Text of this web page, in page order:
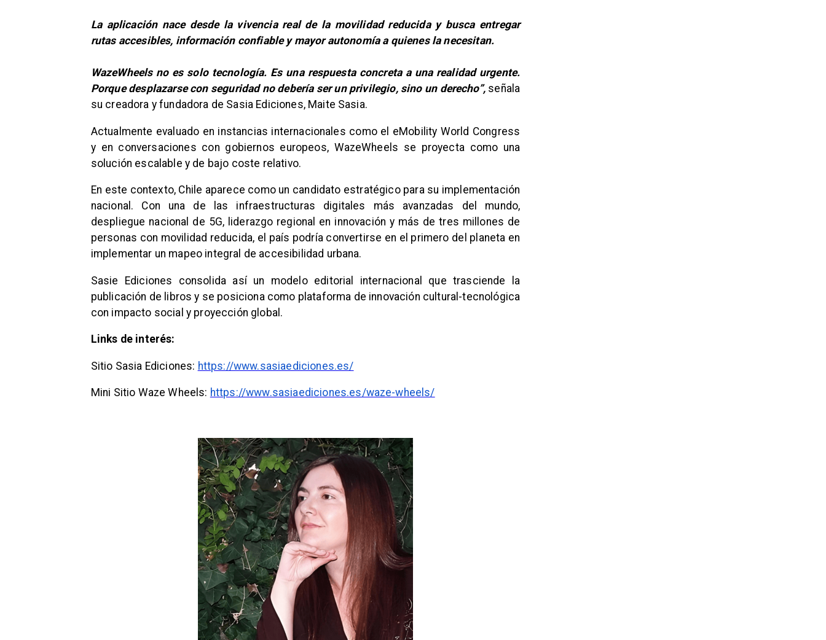
La aplicación nace desde la vivencia real de la movilidad reducida y busca entregar
rutas accesibles, información confiable y mayor autonomía a quienes la necesitan.
WazeWheels no es solo tecnología. Es una respuesta concreta a una realidad urgente.
Porque desplazarse con seguridad no debería ser un privilegio, sino un derecho”,señala
su creadora y fundadora de Sasia Ediciones, Maite Sasia.
Actualmente evaluado en instancias internacionales como el eMobility World Congress
y en conversaciones con gobiernos europeos, WazeWheels se proyecta como una
solución escalable y de bajo coste relativo.
En este contexto, Chile aparece como un candidato estratégico para su implementación
nacional. Con una de las infraestructuras digitales más avanzadas del mundo,
despliegue nacional de 5G, liderazgo regional en innovación y más de tres millones de
personas con movilidad reducida, el país podría convertirse en el primero del planeta en
implementar un mapeo integral de accesibilidad urbana.
Sasie Ediciones consolida así un modelo editorial internacional que trasciende la
publicación de libros y se posiciona como plataforma de innovación cultural-tecnológica
con impacto social y proyección global.
Links de interés:
Sitio Sasia Ediciones: https://www.sasiaediciones.es/
Mini Sitio Waze Wheels: https://www.sasiaediciones.es/waze-wheels/